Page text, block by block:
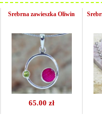
65.00 zł
Srebrna zawieszka Oliwin